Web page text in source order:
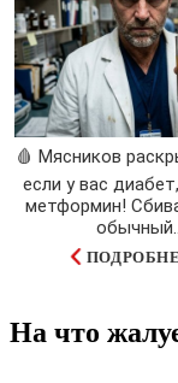
🩸 Мясников
если у вас
метформин!
На что